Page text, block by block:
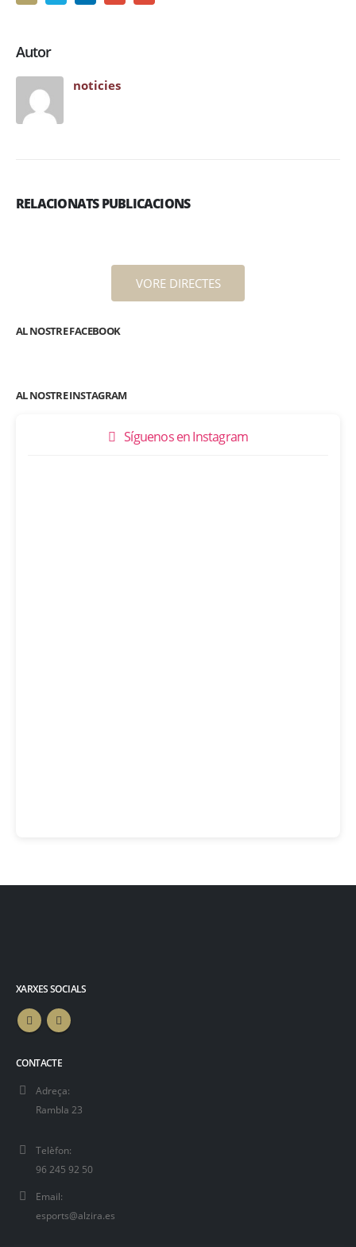
Autor
noticies
RELACIONATS PUBLICACIONS
VORE DIRECTES
AL NOSTRE FACEBOOK
AL NOSTRE INSTAGRAM
Síguenos en Instagram
XARXES SOCIALS
CONTACTE
Adreça:
Rambla 23
Telèfon:
96 245 92 50
Email:
esports@alzira.es